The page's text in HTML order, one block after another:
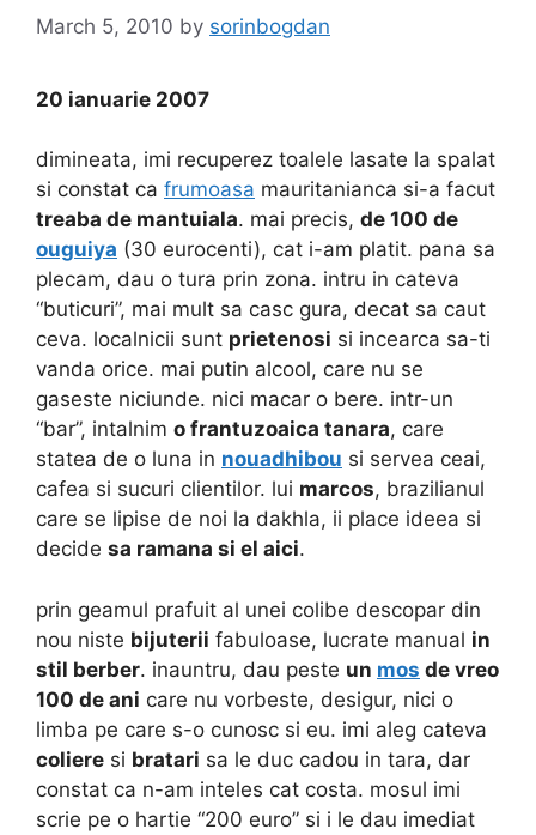
March 5, 2010 by sorinbogdan
20 ianuarie 2007
dimineata, imi recuperez toalele lasate la spalat
si constat ca frumoasa mauritanianca si-a facut
treaba de mantuiala. mai precis, de 100 de
ouguiya (30 eurocenti), cat i-am platit. pana sa
plecam, dau o tura prin zona. intru in cateva
“buticuri”, mai mult sa casc gura, decat sa caut
ceva. localnicii sunt prietenosi si incearca sa-ti
vanda orice. mai putin alcool, care nu se
gaseste niciunde. nici macar o bere. intr-un
“bar”, intalnim o frantuzoaica tanara, care
statea de o luna in nouadhibou si servea ceai,
cafea si sucuri clientilor. lui marcos, brazilianul
care se lipise de noi la dakhla, ii place ideea si
decide sa ramana si el aici.
prin geamul prafuit al unei colibe descopar din
nou niste bijuterii fabuloase, lucrate manual in
stil berber. inauntru, dau peste un mos de vreo
100 de ani care nu vorbeste, desigur, nici o
limba pe care s-o cunosc si eu. imi aleg cateva
coliere si bratari sa le duc cadou in tara, dar
constat ca n-am inteles cat costa. mosul imi
scrie pe o hartie “200 euro” si i le dau imediat